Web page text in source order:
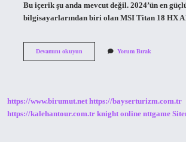
Bu içerik şu anda mevcut değil. 2024’ün en
bilgisayarlarından biri olan MSI Titan 18 HX
Devamını okuyunEn
Yorum Bırak
https://www.birumut.net https://bayserturizm.com.tr
https://kalehantour.com.tr knight online nttgame